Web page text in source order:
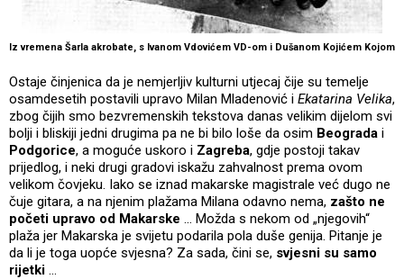
Iz vremena Šarla akrobate, s Ivanom Vdovićem VD-om i Dušanom Kojićem Kojom
Ostaje činjenica da je nemjerljiv kulturni utjecaj čije su temelje
osamdesetih postavili upravo Milan Mladenović i Ekatarina Velika,
zbog čijih smo bezvremenskih tekstova danas velikim dijelom svi
bolji i bliskiji jedni drugima pa ne bi bilo loše da osim Beograda i
Podgorice, a moguće uskoro i Zagreba, gdje postoji takav
prijedlog, i neki drugi gradovi iskažu zahvalnost prema ovom
velikom čovjeku. Iako se iznad makarske magistrale već dugo ne
čuje gitara, a na njenim plažama Milana odavno nema, zašto ne
početi upravo od Makarske ... Možda s nekom od „njegovih“
plaža jer Makarska je svijetu podarila pola duše genija. Pitanje je
da li je toga uopće svjesna? Za sada, čini se, svjesni su samo
rijetki ...